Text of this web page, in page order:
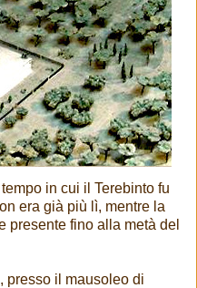
in cui il Terebinto fu
era già più lì, mentre la
presente fino alla metà del
presso il mausoleo di